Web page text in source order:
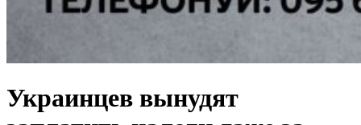
Украинцев вынудят